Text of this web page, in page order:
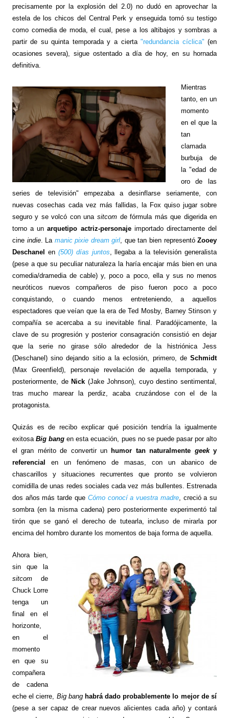
precisamente por la explosión del 2.0) no dudó en aprovechar la
estela de los chicos del Central Perk y enseguida tomó su testigo
como comedia de moda, el cual, pese a los altibajos y sombras a
partir de su quinta temporada y a cierta"redundancia cíclica" (en
ocasiones severa), sigue ostentado a día de hoy, en su hornada
definitiva.
Mientras
tanto, en un
momento
en el que la
tan
clamada
burbuja de
la "edad de
oro de las
series de televisión" empezaba a desinflarse seriamente, con
nuevas cosechas cada vez más fallidas, la Fox quiso jugar sobre
seguro y se volcó con una sitcom de fórmula más que digerida en
torno a unarquetipo actriz-personajeimportado directamente del
cine indie. La manic pixie dream girl, que tan bien representóZooey
Deschanel
en (500) días juntos, llegaba a la televisión generalista
(pese a que su peculiar naturaleza la haría encajar más bien en una
comedia/dramedia de cable) y, poco a poco, ella y sus no menos
neuróticos nuevos compañeros de piso fueron poco a poco
conquistando, o cuando menos entreteniendo, a aquellos
espectadores que veían que la era de Ted Mosby, Barney Stinson y
compañía se acercaba a su inevitable final. Paradójicamente, la
clave de su progresión y posterior consagración consistió en dejar
que la serie no girase sólo alrededor de la histriónica Jess
(Deschanel) sino dejando sitio a la eclosión, primero, deSchmidt
(Max Greenfield), personaje revelación de aquella temporada, y
posteriormente, de Nick (Jake Johnson), cuyo destino sentimental,
tras mucho marear la perdiz, acaba cruzándose con el de la
protagonista.
Quizás es de recibo explicar qué posición tendría la igualmente
exitosaBig bang en esta ecuación, pues no se puede pasar por alto
el gran mérito de convertir un humor tan naturalmente geeky
referencial
en un fenómeno de masas, con un abanico de
chascarillos y situaciones recurrentes que pronto se volvieron
comidilla de unas redes sociales cada vez más bullentes. Estrenada
dos años más tarde que Cómo conocí a vuestra madre, creció a su
sombra (en la misma cadena) pero posteriormente experimentó tal
tirón que se ganó el derecho de tutearla, incluso de mirarla por
encima del hombro durante los momentos de baja forma de aquella.
Ahora bien,
sin que la
sitcomde
Chuck Lorre
tenga un
final en el
horizonte,
en el
momento
en que su
compañera
de cadena
eche el cierre, Big bang habrá dado probablemente lo mejor de sí
(pese a ser capaz de crear nuevos alicientes cada año) y contará